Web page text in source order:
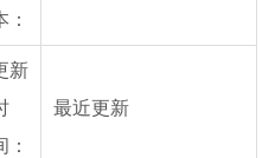
：
新
：
最近更新